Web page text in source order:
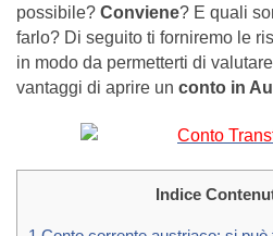
possibile? Conviene? E quali
farlo? Di seguito ti forniremo le
in modo da permetterti di
vantaggi di aprire un conto in
Indice